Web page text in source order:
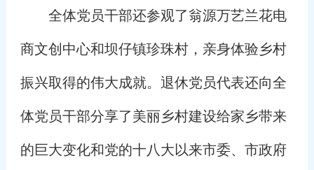
全体党员干部还参观了翁源万艺兰花电
商文创中心和坝仔镇珍珠村，亲身体验乡村
振兴取得的伟大成就。退休党员代表还向全
体党员干部分享了美丽乡村建设给家乡带来
的巨大变化和党的十八大以来市委、市政府